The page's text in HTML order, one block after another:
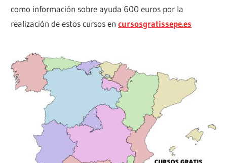
como información sobre ayuda 600 euros por la
realización de estos cursos encursosgratissepe.es